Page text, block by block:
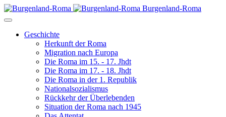
Burgenland-Roma
Geschichte
Herkunft der Roma
Migration nach Europa
Die Roma im 15. - 17. Jhdt
Die Roma im 17. - 18. Jhdt
Die Roma in der 1. Republik
Nationalsozialismus
Rückkehr der Überlebenden
Situation der Roma nach 1945